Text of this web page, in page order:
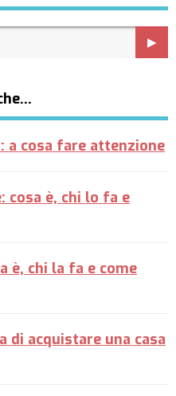
a cosa fare attenzione
cosa è, chi lo fa e
è, chi la fa e come
di acquistare una casa